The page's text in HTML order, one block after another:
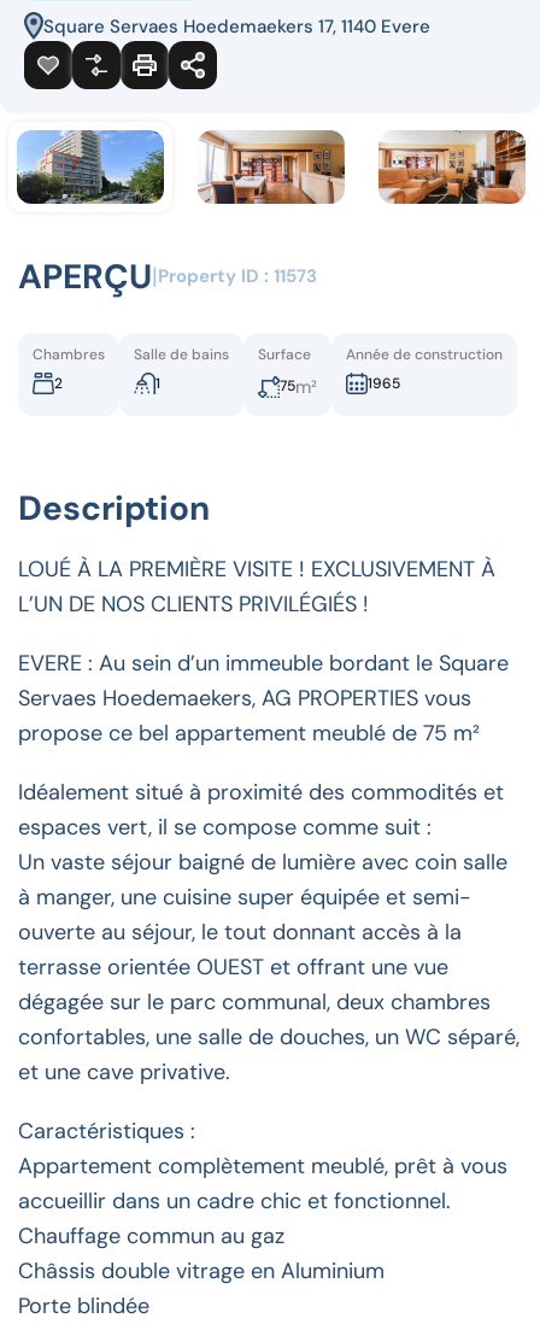
Square Servaes Hoedemaekers 17, 1140 Evere
APERÇU|Property ID : 11573
Chambres
2
Salle de bains
1
Surface
75m²
Année de construction
1965
Description
LOUÉ À LA PREMIÈRE VISITE ! EXCLUSIVEMENT À
L’UN DE NOS CLIENTS PRIVILÉGIÉS !
EVERE : Au sein d’un immeuble bordant le Square
Servaes Hoedemaekers, AG PROPERTIES vous
propose ce bel appartement meublé de 75 m²
Idéalement situé à proximité des commodités et
espaces vert, il se compose comme suit :
Un vaste séjour baigné de lumière avec coin salle
à manger, une cuisine super équipée et semi-
ouverte au séjour, le tout donnant accès à la
terrasse orientée OUEST et offrant une vue
dégagée sur le parc communal, deux chambres
confortables, une salle de douches, un WC séparé,
et une cave privative.
Caractéristiques :
Appartement complètement meublé, prêt à vous
accueillir dans un cadre chic et fonctionnel.
Chauffage commun au gaz
Châssis double vitrage en Aluminium
Porte blindée